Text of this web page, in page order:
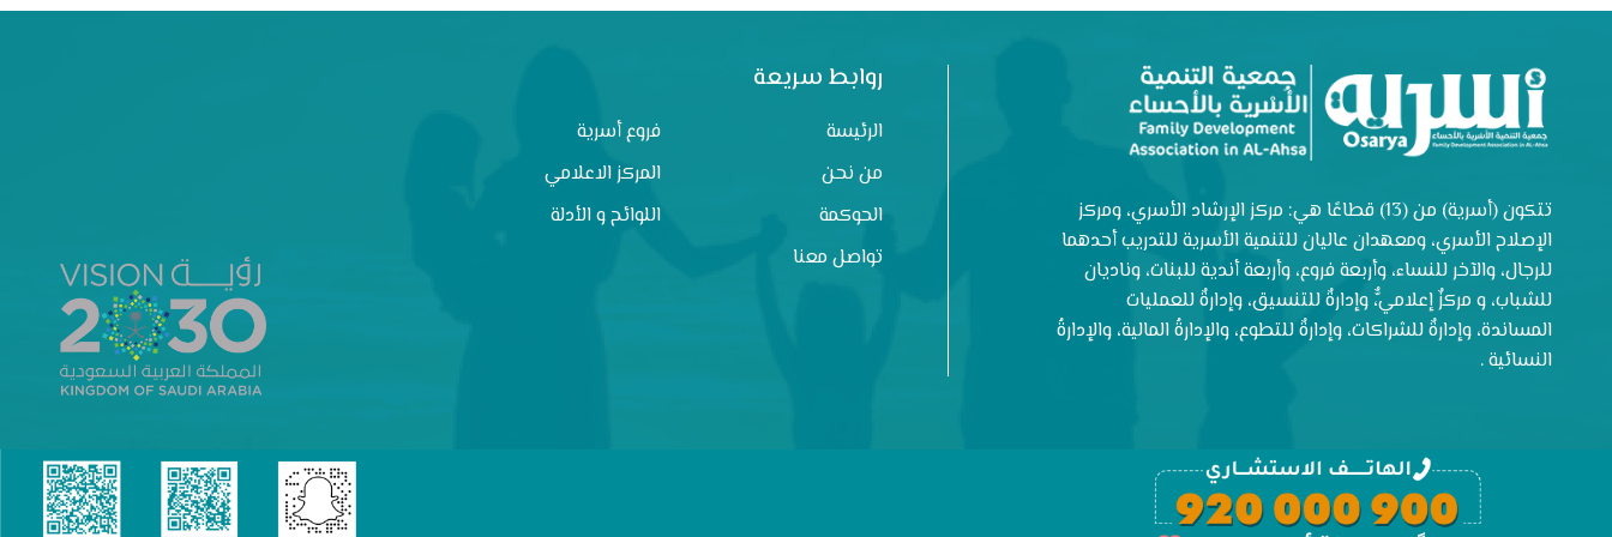
تتكون (أسرية) من (13) قطاعًا هي: مركز الإرشاد الأسري، ومركز
الإصلاح الأسري، ومعهدان عاليان للتنمية الأسرية للتدريب أحدهما
للرجال، والآخر للنساء، وأربعة فروع، وأربعة أندية للبنات، وناديان
للشباب، و مركزٌ إعلاميٌّ، وإدارةٌ للتنسيق، وإدارةٌ للعمليات
المساندة، وإدارةٌ للشراكات، وإدارةٌ للتطوع، والإدارةُ المالية، والإدارةُ
النسائية .
روابط سريعة
الرئيسة
فروع أسرية
من نحن
المركز الاعلامي
الحوكمة
اللوائح و الأدلة
تواصل معنا